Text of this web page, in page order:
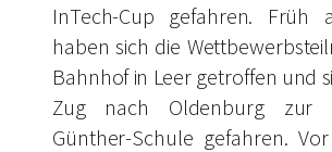
InTech-Cup gefahren. Früh
haben sich die
Bahnhof in Leer getroffen und
Zug nach Oldenburg zur
Günther-Schule gefahren.